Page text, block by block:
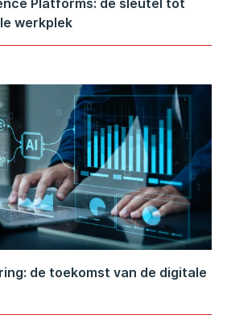
Platforms: de sleutel tot
werkplek
de toekomst van de digitale